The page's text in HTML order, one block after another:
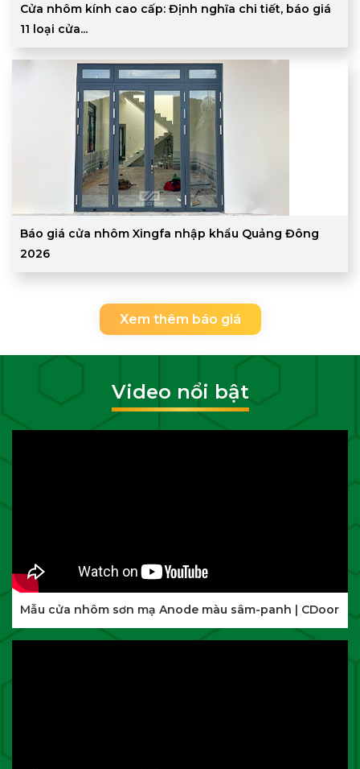
Cửa nhôm kính cao cấp: Định nghĩa chi tiết, báo giá
11 loại cửa...
Báo giá cửa nhôm Xingfa nhập khẩu Quảng Đông
2026
Xem thêm báo giá
Video nổi bật
Mẫu cửa nhôm sơn mạ Anode màu sâm-panh | CDoor